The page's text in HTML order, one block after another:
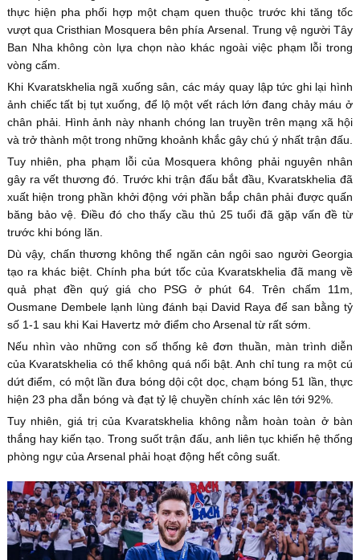
thực hiện pha phối hợp một chạm quen thuộc trước khi tăng tốc
vượt qua Cristhian Mosquera bên phía Arsenal. Trung vệ người Tây
Ban Nha không còn lựa chọn nào khác ngoài việc phạm lỗi trong
vòng cấm.
Khi Kvaratskhelia ngã xuống sân, các máy quay lập tức ghi lại hình
ảnh chiếc tất bị tụt xuống, để lộ một vết rách lớn đang chảy máu ở
chân phải. Hình ảnh này nhanh chóng lan truyền trên mạng xã hội
và trở thành một trong những khoảnh khắc gây chú ý nhất trận đấu.
Tuy nhiên, pha phạm lỗi của Mosquera không phải nguyên nhân
gây ra vết thương đó. Trước khi trận đấu bắt đầu, Kvaratskhelia đã
xuất hiện trong phần khởi động với phần bắp chân phải được quấn
băng bảo vệ. Điều đó cho thấy cầu thủ 25 tuổi đã gặp vấn đề từ
trước khi bóng lăn.
Dù vậy, chấn thương không thể ngăn cản ngôi sao người Georgia
tạo ra khác biệt. Chính pha bứt tốc của Kvaratskhelia đã mang về
quả phạt đền quý giá cho PSG ở phút 64. Trên chấm 11m,
Ousmane Dembele lạnh lùng đánh bại David Raya để san bằng tỷ
số 1-1 sau khi Kai Havertz mở điểm cho Arsenal từ rất sớm.
Nếu nhìn vào những con số thống kê đơn thuần, màn trình diễn
của Kvaratskhelia có thể không quá nổi bật. Anh chỉ tung ra một cú
dứt điểm, có một lần đưa bóng dội cột dọc, chạm bóng 51 lần, thực
hiện 23 pha dẫn bóng và đạt tỷ lệ chuyền chính xác lên tới 92%.
Tuy nhiên, giá trị của Kvaratskhelia không nằm hoàn toàn ở bàn
thắng hay kiến tạo. Trong suốt trận đấu, anh liên tục khiến hệ thống
phòng ngự của Arsenal phải hoạt động hết công suất.